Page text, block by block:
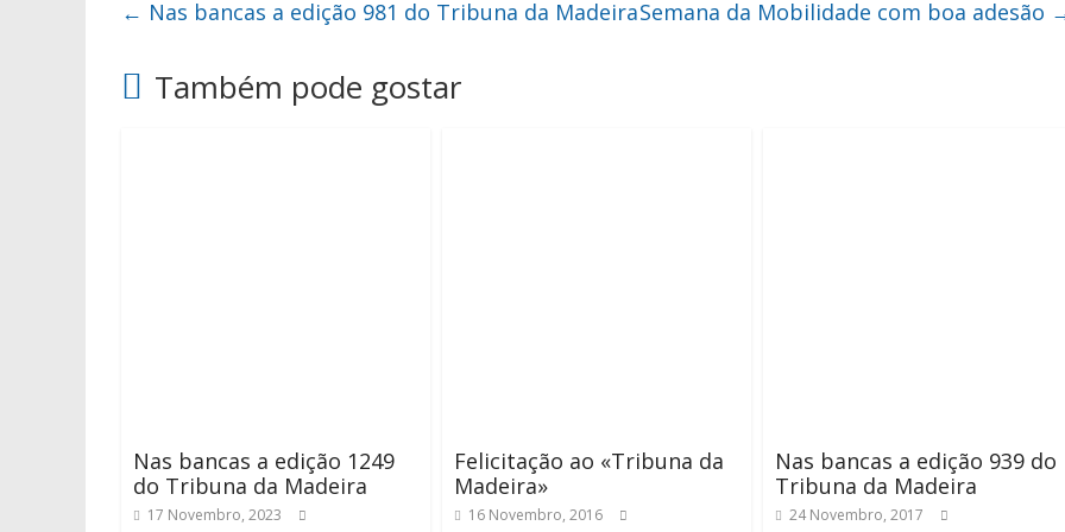
← Nas bancas a edição 981 do Tribuna da MadeiraSemana da Mobilidade com boa adesão
Também pode gostar
Nas bancas a edição 1249
do Tribuna da Madeira
17 Novembro, 2023
Felicitação ao «Tribuna da
Madeira»
16 Novembro, 2016
Nas bancas a edição 939 do
Tribuna da Madeira
24 Novembro, 2017